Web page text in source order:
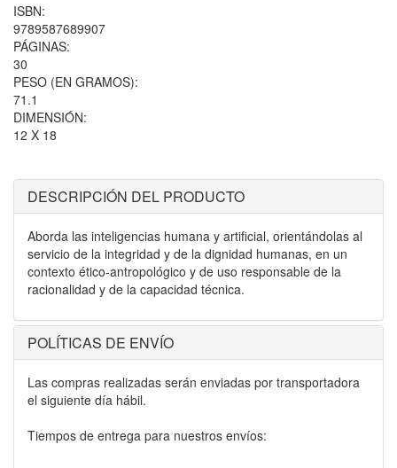
ISBN:
9789587689907
PÁGINAS:
30
PESO (EN GRAMOS):
71.1
DIMENSIÓN:
12 X 18
DESCRIPCIÓN DEL PRODUCTO
Aborda las inteligencias humana y artificial, orientándolas al
servicio de la integridad y de la dignidad humanas, en un
contexto ético-antropológico y de uso responsable de la
racionalidad y de la capacidad técnica.
POLÍTICAS DE ENVÍO
Las compras realizadas serán enviadas por transportadora
el siguiente día hábil.
Tiempos de entrega para nuestros envíos: